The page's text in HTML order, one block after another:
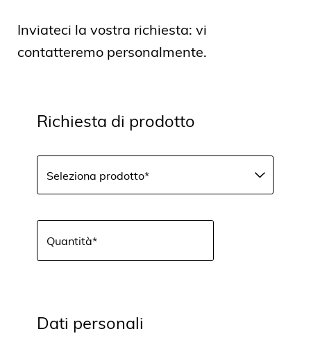
Inviateci la vostra richiesta: vi
contatteremo personalmente.
Richiesta di prodotto
Seleziona prodotto*
-
Pellet di legno sfusi
Quantità*
Dati personali